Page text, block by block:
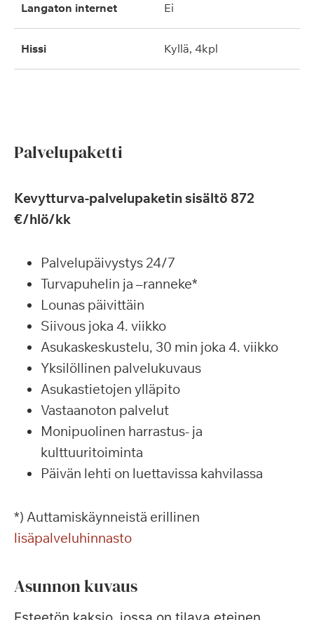
langaton internet ei
hissi kyllä, 4kpl
Palvelupaketti
Kevytturva-palvelupaketin sisältö 872
€/hlö/kk
Palvelupäivystys 24/7
Turvapuhelin ja –ranneke*
Lounas päivittäin
Siivous joka 4. viikko
Asukaskeskustelu, 30 min joka 4. viikko
Yksilöllinen palvelukuvaus
Asukastietojen ylläpito
Vastaanoton palvelut
Monipuolinen harrastus- ja
kulttuuritoiminta
Päivän lehti on luettavissa kahvilassa
*) Auttamiskäynneistä erillinen
lisäpalveluhinnasto
Asunnon kuvaus